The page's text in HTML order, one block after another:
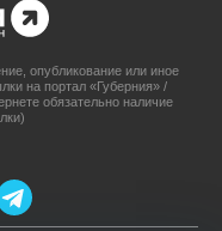
опубликование или иное
на портал «Губерния» /
обязательно наличие